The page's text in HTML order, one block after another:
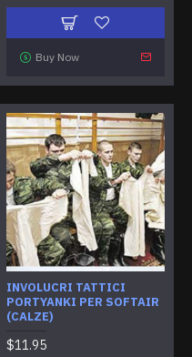
Buy Now
INVOLUCRI TATTICI
PORTYANKI PER SOFTAIR
(CALZE)
$11.95